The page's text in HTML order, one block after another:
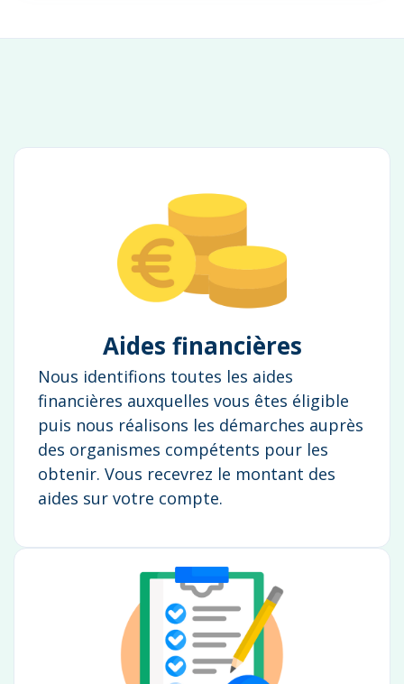
Aides financières
Nous identifions toutes les aides
financières auxquelles vous êtes éligible
puis nous réalisons les démarches auprès
des organismes compétents pour les
obtenir. Vous recevrez le montant des
aides sur votre compte.